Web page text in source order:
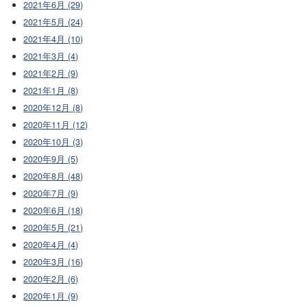
2021年6月 (29)
2021年5月 (24)
2021年4月 (10)
2021年3月 (4)
2021年2月 (9)
2021年1月 (8)
2020年12月 (8)
2020年11月 (12)
2020年10月 (3)
2020年9月 (5)
2020年8月 (48)
2020年7月 (9)
2020年6月 (18)
2020年5月 (21)
2020年4月 (4)
2020年3月 (16)
2020年2月 (6)
2020年1月 (9)